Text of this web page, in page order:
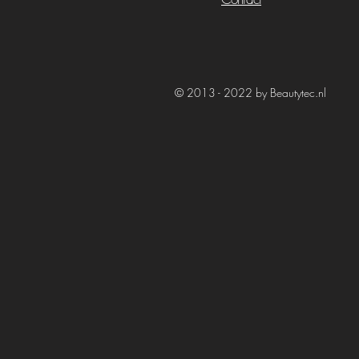
© 2013 - 2022 by Beautytec.nl